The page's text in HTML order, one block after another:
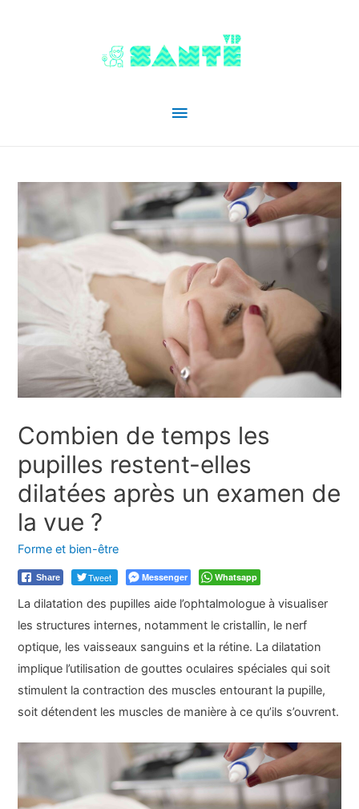
Menu
Combien de temps les
pupilles restent-elles
dilatées après un examen de
la vue ?
Forme et bien-être
Share Tweet Messenger Whatsapp
La dilatation des pupilles aide l’ophtalmologue à visualiser
les structures internes, notamment le cristallin, le nerf
optique, les vaisseaux sanguins et la rétine. La dilatation
implique l’utilisation de gouttes oculaires spéciales qui soit
stimulent la contraction des muscles entourant la pupille,
soit détendent les muscles de manière à ce qu’ils s’ouvrent.